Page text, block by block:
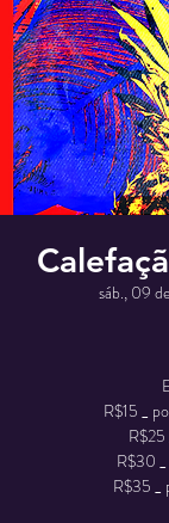
sáb., 09
R$15 _
R$30
R$35 _